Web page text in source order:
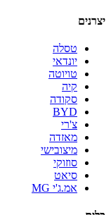
יצרנים
טסלה
יונדאי
טויוטה
קיה
סקודה
BYD
צ'רי
מאזדה
מיצובישי
סוזוקי
סיאט
אמ.ג'י MG